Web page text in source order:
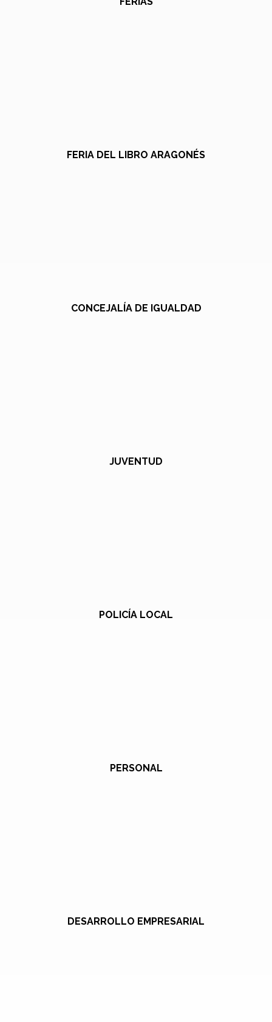
FERIA DEL LIBRO ARAGONÉS
CONCEJALÍA DE IGUALDAD
JUVENTUD
POLICÍA LOCAL
PERSONAL
DESARROLLO EMPRESARIAL